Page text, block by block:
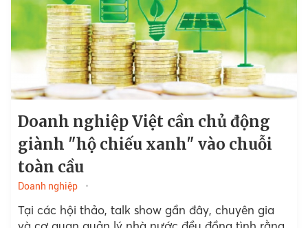
Doanh nghiệp Việt cần chủ động
giành "hộ chiếu xanh" vào chuỗi
toàn cầu
Doanh nghiệp
Tại các hội thảo, talk show gần đây, chuyên gia